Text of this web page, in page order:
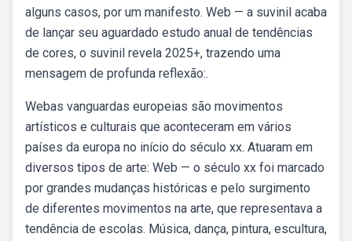
alguns casos, por um manifesto. Web — a suvinil acaba
de lançar seu aguardado estudo anual de tendências
de cores, o suvinil revela 2025+, trazendo uma
mensagem de profunda reflexão:.
Webas vanguardas europeias são movimentos
artísticos e culturais que aconteceram em vários
países da europa no início do século xx. Atuaram em
diversos tipos de arte: Web — o século xx foi marcado
por grandes mudanças históricas e pelo surgimento
de diferentes movimentos na arte, que representava a
tendência de escolas. Música, dança, pintura, escultura,